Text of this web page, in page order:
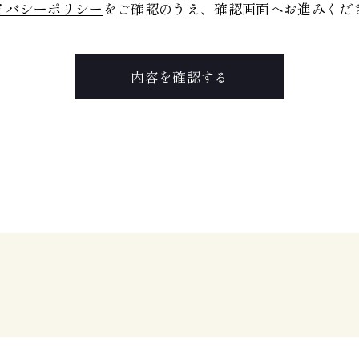
バシーポリシー をご確認のうえ、確認画面へお進みくだ
内容を確認する